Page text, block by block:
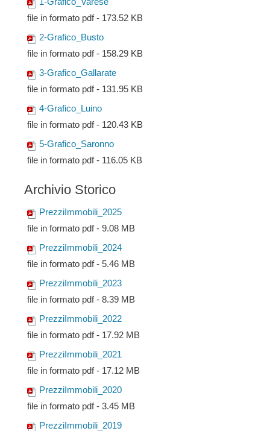
file in formato pdf - 173.52 KB
2-Grafico_Busto
file in formato pdf - 158.29 KB
3-Grafico_Gallarate
file in formato pdf - 131.95 KB
4-Grafico_Luino
file in formato pdf - 120.43 KB
5-Grafico_Saronno
file in formato pdf - 116.05 KB
Archivio Storico
PrezziImmobili_2025
file in formato pdf - 9.08 MB
PrezziImmobili_2024
file in formato pdf - 5.46 MB
PrezziImmobili_2023
file in formato pdf - 8.39 MB
PrezziImmobili_2022
file in formato pdf - 17.92 MB
PrezziImmobili_2021
file in formato pdf - 17.12 MB
PrezziImmobili_2020
file in formato pdf - 3.45 MB
PrezziImmobili_2019